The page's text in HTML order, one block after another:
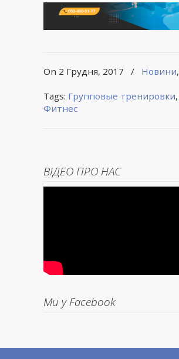
On 2 Грудня, 2017 / Новини,
Tags: Групповые тренировки,
Фитнес
ВІДЕО ПРО НАС
Ми у Facebook